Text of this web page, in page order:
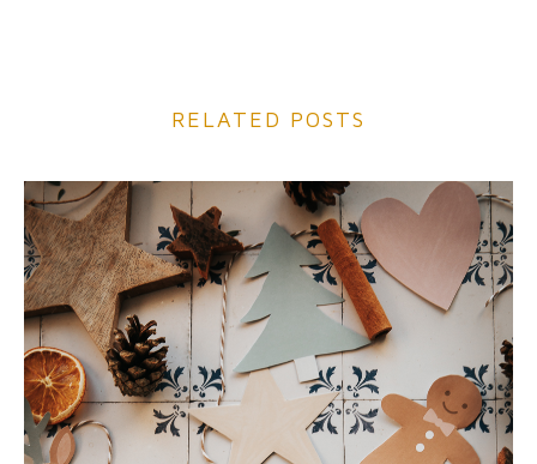
RELATED POSTS